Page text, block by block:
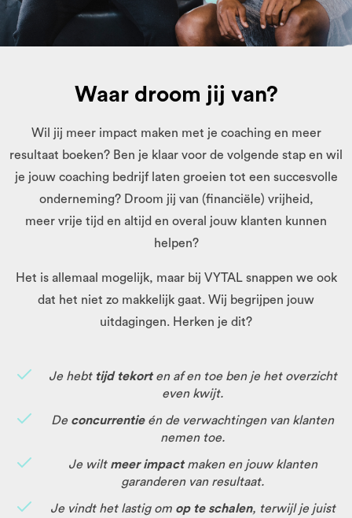
Waar droom jij van?
Wil jij meer impact maken met je coaching en meer
resultaat boeken? Ben je klaar voor de volgende stap en wil
je jouw coaching bedrijf laten groeien tot een succesvolle
onderneming? Droom jij van (financiële) vrijheid,
meer vrije tijd en altijd en overal jouw klanten kunnen
helpen?
Het is allemaal mogelijk, maar bij VYTAL snappen we ook
dat het niet zo makkelijk gaat. Wij begrijpen jouw
uitdagingen. Herken je dit?
Je hebt tijd tekorten af en toe ben je het overzicht
even kwijt.
De concurrentieén de verwachtingen van klanten
nemen toe.
Je wilt meer impactmaken en jouw klanten
garanderen van resultaat.
Je vindt het lastig om op te schalen, terwijl je juist